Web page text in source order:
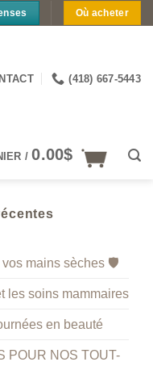
Où acheter
(418) 667-5443
/0.00$
vos mains sèches 🛡️
les soins mammaires
en beauté
POUR NOS TOUT-